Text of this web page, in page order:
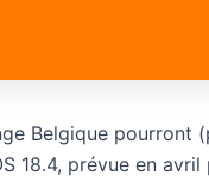
Belgique
18.4, prévue en